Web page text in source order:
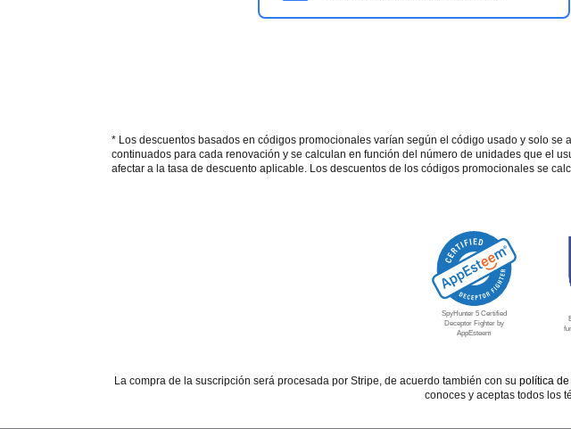
* Los descuentos basados en códigos promocionales varían según el código usado y solo
continuados para cada renovación y se calculan en función del número de unidades que el
afectar a la tasa de descuento aplicable. Los descuentos de los códigos promocionales se
SpyHunter 5 Certified
Deceptor Fighter by
AppEsteem
La compra de la suscripción será procesada por Stripe, de acuerdo también con su política
conoces y aceptas todos los